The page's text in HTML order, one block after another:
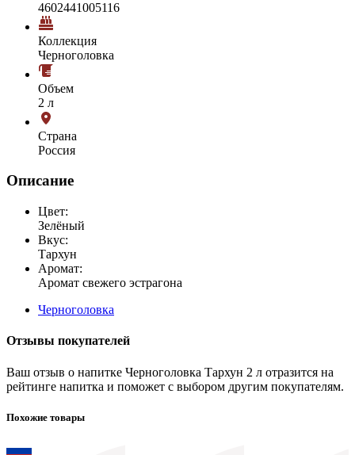
4602441005116
Коллекция
Черноголовка
Объем
2 л
Страна
Россия
Описание
Цвет:
Зелёный
Вкус:
Тархун
Аромат:
Аромат свежего эстрагона
Черноголовка
Отзывы покупателей
Ваш отзыв о напитке Черноголовка Тархун 2 л отразится на
рейтинге напитка и поможет с выбором другим покупателям.
Похожие товары